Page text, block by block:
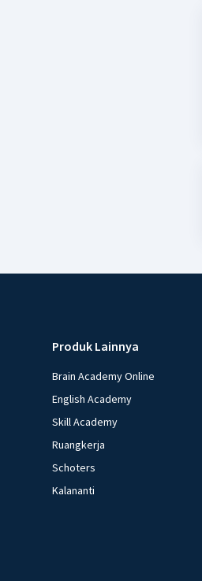
Produk Lainnya
Brain Academy Online
English Academy
Skill Academy
Ruangkerja
Schoters
Kalananti